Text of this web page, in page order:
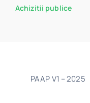
Achizitii publice
PAAP V1 – 2025